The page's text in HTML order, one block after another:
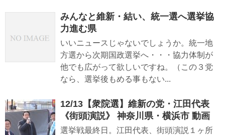
みんなと維新・結い、統一選へ選挙協
力進む県
いいニュースじゃないでしょうか。統一地
方選から次期国政選挙へ・・・協力体制が
他でも広がって欲しいですね。（この３党
なら、選挙後もめる事もない...
12/13【衆院選】維新の党・江田代表
《街頭演説》 神奈川県・横浜市 動画
選挙戦最終日。江田代表、街頭演説１ヶ所